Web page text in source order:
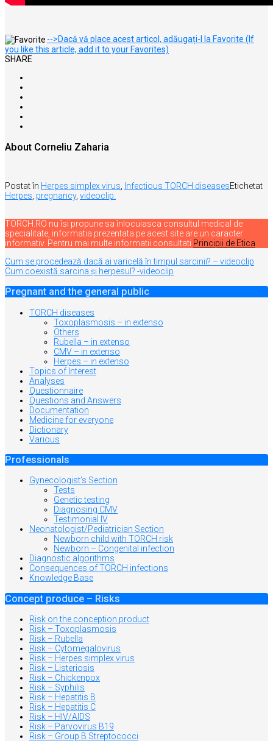
-->Dacă vă place acest articol, adăugați-l la Favorite (If
you like this article, add it to your Favorites)
SHARE
About Corneliu Zaharia
Postat în Herpes simplex virus Infectious TORCH diseasesEtichetat
Herpes pregnancy, videoclip.
TORCH.RO nu îsi propune sa înlocuiasca consultul medical de
specialitate, informatia prezentata pe acest site are un caracter
informativ. Pentru mai multe informatii consultati Principii de Etica
Navigare
în
articole
Cum se procedează dacă ai varicelă în timpul sarcinii? – videoclip
Cum coexistă sarcina şi herpesul? -videoclip
Pregnant and the general public
TORCH diseases
Toxoplasmosis – in extenso
Others
Rubella – in extenso
CMV – in extenso
Herpes – in extenso
Topics of Interest
Analyses
Questionnaire
Questions and Answers
Documentation
Medicine for everyone
Dictionary
Various
Professionals
Gynecologist’s Section
Tests
Genetic testing
Diagnosing CMV
Testimonial IV
Neonatologist/Pediatrician Section
Newborn child with TORCH risk
Newborn – Congenital infection
Diagnostic algorithms
Consequences of TORCH infections
Knowledge Base
Concept produce – Risks
Risk on the conception product
Risk – Toxoplasmosis
Risk – Rubella
Risk – Cytomegalovirus
Risk – Herpes simplex virus
Risk – Listeriosis
Risk – Chickenpox
Risk – Syphilis
Risk – Hepatitis B
Risk – Hepatitis C
Risk – HIV/AIDS
Risk – Parvovirus B19
Risk – Group B Streptococci